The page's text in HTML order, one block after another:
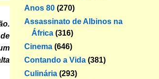
Anos 80 (270)
Assassinato de Albinos na
África (316)
Cinema (646)
Contando a Vida (381)
Culinária (293)